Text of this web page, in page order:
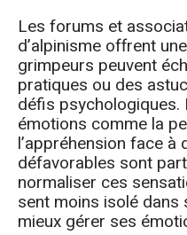
Les forums et
d’alpinisme offrent
grimpeurs peuvent
pratiques ou des
défis psychologiques.
émotions comme la
l’appréhension face
défavorables sont
normaliser ces
sent moins isolé
mieux gérer ses